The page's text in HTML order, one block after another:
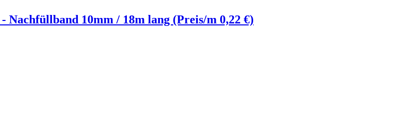
Nachfüllband 10mm / 18m lang (Preis/m 0,22 €)